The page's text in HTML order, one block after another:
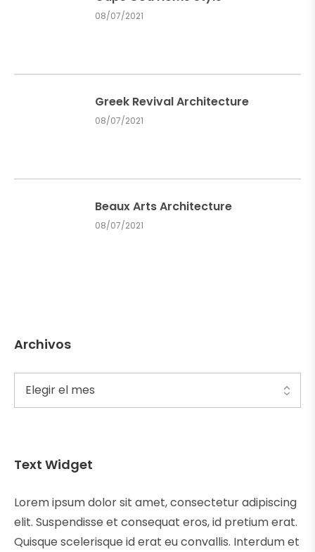
08/07/2021
Greek Revival Architecture
08/07/2021
Beaux Arts Architecture
08/07/2021
Archivos
Text Widget
Lorem ipsum dolor sit amet, consectetur adipiscing
elit. Suspendisse et consequat eros, id pretium erat.
Quisque scelerisque id erat eu convallis. Interdum et